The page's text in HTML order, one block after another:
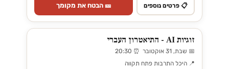
📋 פרטים נוספים 🎫 הבטח את מקומך
זוגיות AI - התיאטרון העברי
📅 שבת, 31 אוקטובר ⏰ 20:30
📍 היכל התרבות פתח תקווה